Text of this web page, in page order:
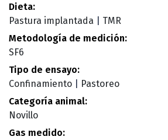
Dieta:
Pastura implantada
TMR
Metodología de medición:
SF6
Tipo de ensayo:
Confinamiento
Pastoreo
Categoría animal:
Novillo
Gas medido: